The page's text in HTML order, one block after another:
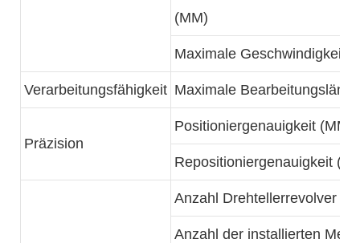
(MM)
Maximale Geschwindigkeit
Verarbeitungsfähigkeit Maximale
Präzision
Positioniergenauigkeit (MM)
Repositioniergenauigkeit
Anzahl Drehtellerrevolver
Anzahl der installierten